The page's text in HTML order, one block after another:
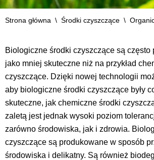
Strona główna \ Środki czyszczące \
Biologiczne środki czyszczące są często
jako mniej skuteczne niż na przykład
czyszczące. Dzięki nowej technologii
aby biologiczne środki czyszczące były
skuteczne, jak chemiczne środki
zaletą jest jednak wysoki poziom
zarówno środowiska, jak i zdrowia.
czyszczące są produkowane w sposób
środowiska i delikatny. Są również